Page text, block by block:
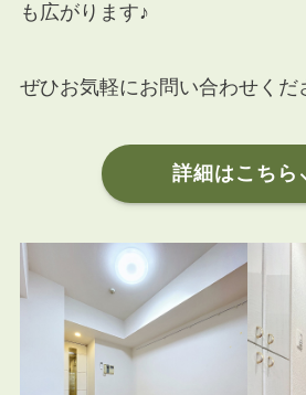
も広がります♪
ぜひお気軽にお問い合わせくだ
詳細はこちら